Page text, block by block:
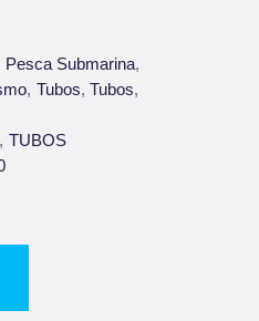
Pesca Submarina,
, Tubos,Tubos,
, TUBOS